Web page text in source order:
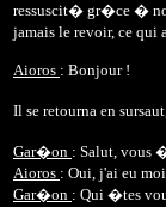
ressuscit� gr�ce �
jamais le revoir, ce
Aioros : Bonjour !
Il se retourna en
Gar�on : Salut, vous
Aioros : Oui, j'ai eu
Gar�on : Qui �tes